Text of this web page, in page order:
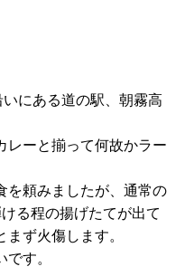
にある道の駅、朝霧高
レーと揃って何故かラー
を頼みましたが、通常の
る程の揚げたてが出て
ず火傷します。
す。